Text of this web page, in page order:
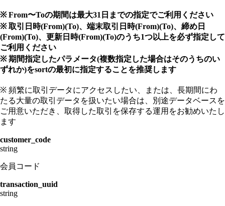
※ From〜Toの期間は最大31日までの指定でご利用ください
※ 取引日時(From)(To)、端末取引日時(From)(To)、締め日
(From)(To)、更新日時(From)(To)のうち1つ以上を必ず指定して
ご利用ください
※ 期間指定したパラメータ(複数指定した場合はそのうちのい
ずれか)をsortの最初に指定することを推奨します
※ 頻繁に取引データにアクセスしたい、または、長期間にわ
たる大量の取引データを扱いたい場合は、別途データベースを
ご用意いただき、取得した取引を保存する運用をお勧めいたし
ます
customer_code
string
会員コード
transaction_uuid
string